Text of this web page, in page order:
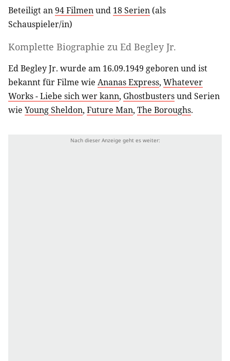
Beteiligt an94 Filmenund 18 Serien (als
Schauspieler/in)
Komplette Biographie zu Ed Begley Jr.
Ed Begley Jr. wurde am 16.09.1949 geboren und ist
bekannt für Filme wie Ananas Express, Whatever
Works - Liebe sich wer kann, Ghostbustersund Serien
wie Young Sheldon, Future Man, The Boroughs.